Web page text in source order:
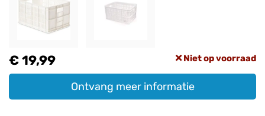
€ 19,99 Niet op voorraad
Ontvang meer informatie